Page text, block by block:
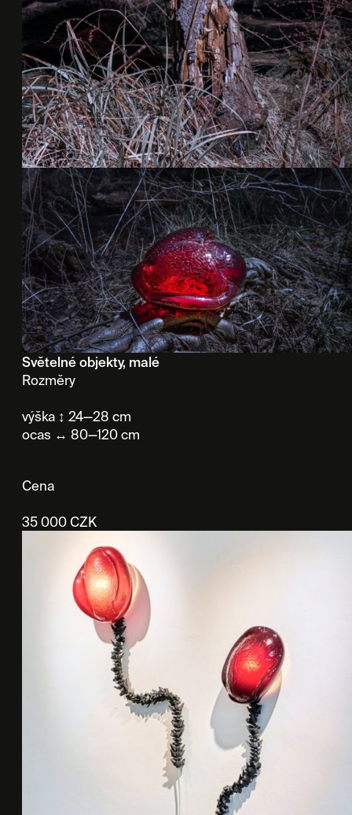
Světelné objekty, malé
Rozměry
výška ↕ 24—28 cm
ocas ↔ 80—120 cm
Cena
35 000 CZK